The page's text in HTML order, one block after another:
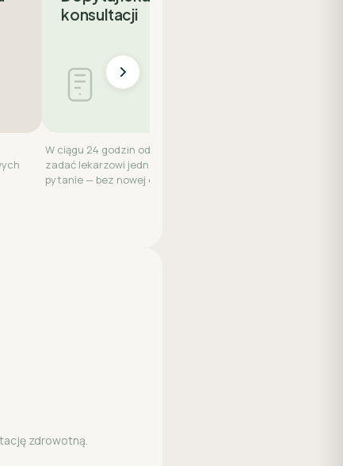
konsultacji
W ciągu 24 godzin od wizyty możesz
zadać lekarzowi jedno dodatkowe
pytanie — bez nowej opłaty.
zdrowotną.